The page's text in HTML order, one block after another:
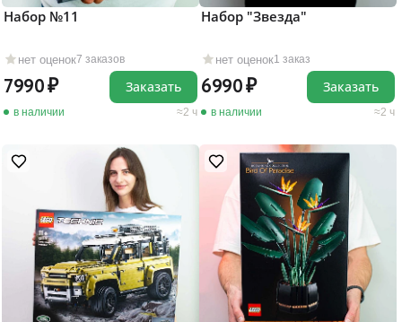
нет оценок7 заказов
Набор №11
7990
в наличии 2 ч
Заказать
нет оценок1 заказ
Набор "Звезда"
6990
в наличии 2 ч
Заказать